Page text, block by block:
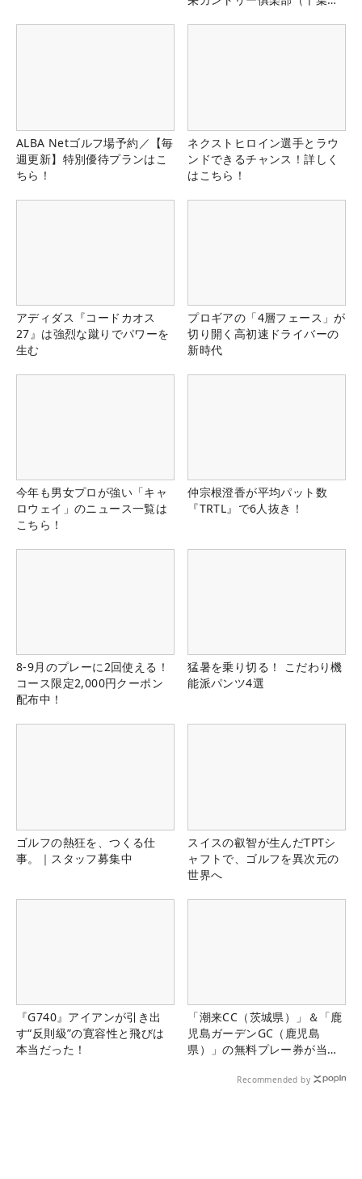
ALBA Netゴルフ場予約／【毎
週更新】特別優待プランはこ
ちら！
ネクストヒロイン選手とラウ
ンドできるチャンス！詳しく
はこちら！
アディダス『コードカオス
27』は強烈な蹴りでパワーを
生む
プロギアの「4層フェース」が
切り開く高初速ドライバーの
新時代
今年も男女プロが強い「キャ
ロウェイ」のニュース一覧は
こちら！
仲宗根澄香が平均パット数
『TRTL』で6人抜き！
8-9月のプレーに2回使える！
コース限定2,000円クーポン
配布中！
猛暑を乗り切る！ こだわり機
能派パンツ4選
ゴルフの熱狂を、つくる仕
事。｜スタッフ募集中
スイスの叡智が生んだTPTシ
ャフトで、ゴルフを異次元の
世界へ
『G740』アイアンが引き出
す“反則級”の寛容性と飛びは
本当だった！
「潮来CC（茨城県）」＆「鹿
児島ガーデンGC（鹿児島
県）」の無料プレー券が当た
Recommended by